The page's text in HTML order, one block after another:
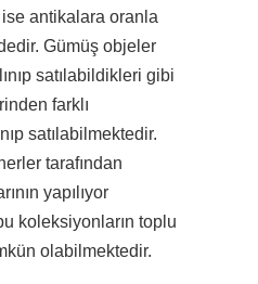
antikalara oranla
Gümüş objeler
satılabildikleri gibi
farklı
satılabilmektedir.
tarafından
yapılıyor
koleksiyonların toplu
olabilmektedir.